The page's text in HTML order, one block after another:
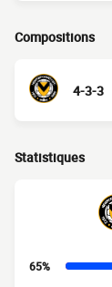
Compositions
4-3-3
Statistiques
65%